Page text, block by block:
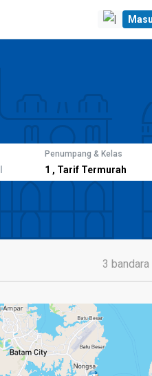
Penumpang & Kelas
1 , Tarif Termurah
3